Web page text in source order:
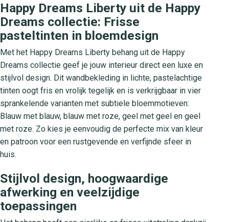
Happy Dreams Liberty uit de Happy
Dreams collectie: Frisse
pasteltinten in bloemdesign
Met het Happy Dreams Liberty behang uit de Happy
Dreams collectie geef je jouw interieur direct een luxe en
stijlvol design. Dit wandbekleding in lichte, pastelachtige
tinten oogt fris en vrolijk tegelijk en is verkrijgbaar in vier
sprankelende varianten met subtiele bloemmotieven:
Blauw met blauw, blauw met roze, geel met geel en geel
met roze. Zo kies je eenvoudig de perfecte mix van kleur
en patroon voor een rustgevende en verfijnde sfeer in
huis.
Stijlvol design, hoogwaardige
afwerking en veelzijdige
toepassingen